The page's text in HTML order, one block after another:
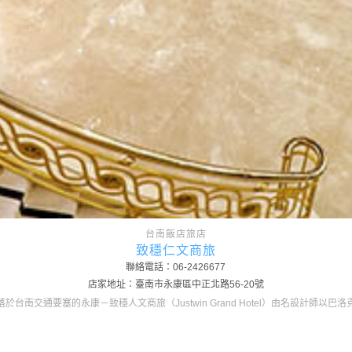
台南飯店旅店
致穩仁文商旅
聯絡電話：06-2426677
店家地址：臺南市永康區中正北路56-20號
於台南交通要塞的永康－致穩人文商旅（Justwin Grand Hotel）由名設計師以巴洛